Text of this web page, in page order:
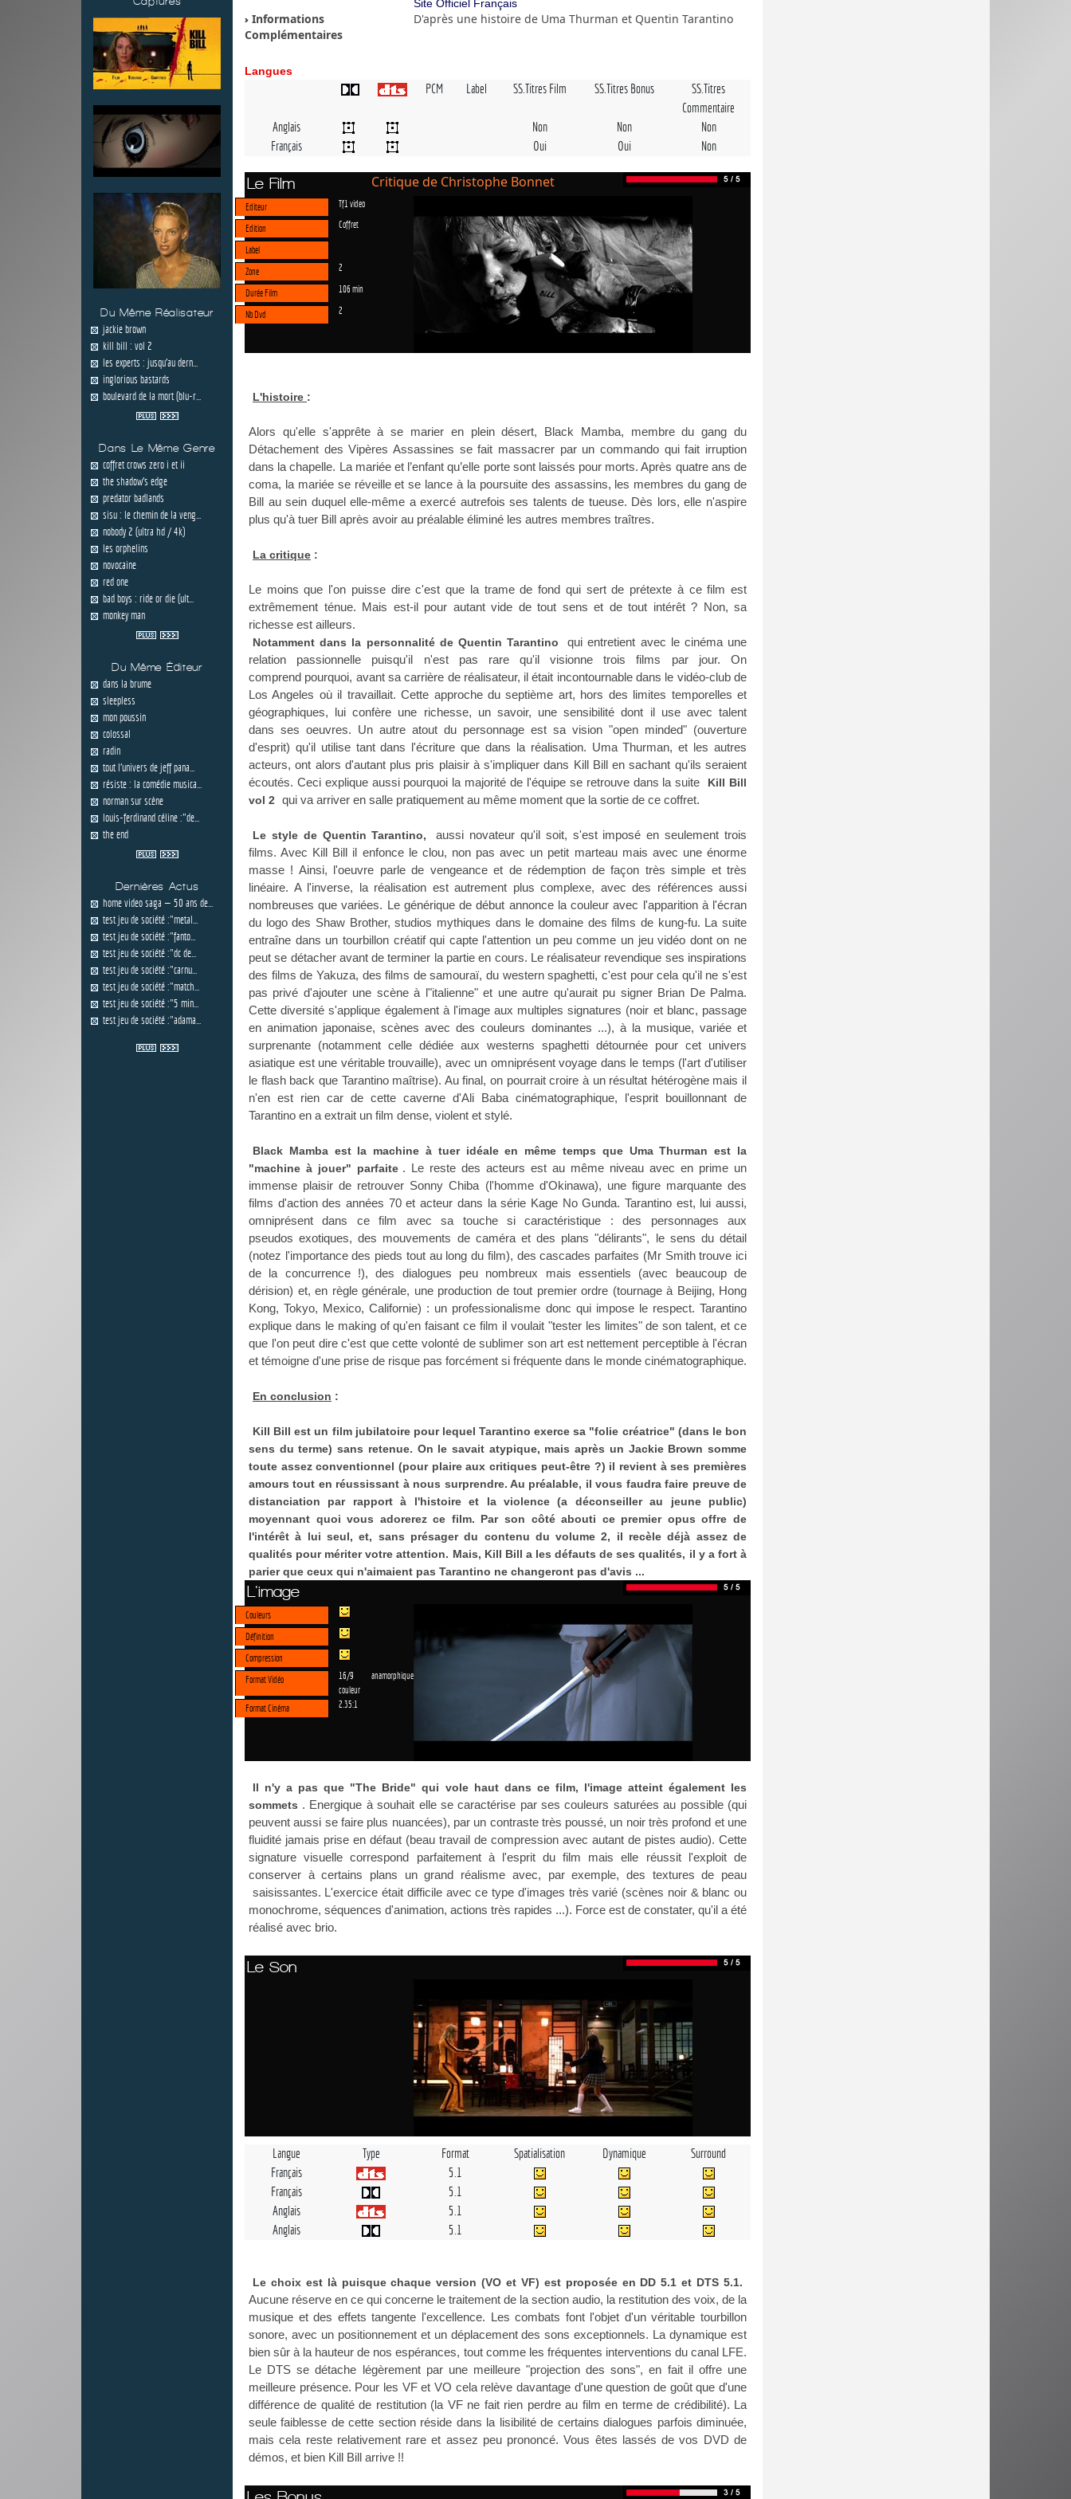
Du Même Réalisateur
jackie brown
kill bill : vol 2
les experts : jusqu'au dern...
inglorious bastards
boulevard de la mort (blu-r...
Dans Le Même Genre
coffret crows zero i et ii
the shadow's edge
predator badlands
sisu : le chemin de la veng...
nobody 2 (ultra hd / 4k)
les orphelins
novocaine
red one
bad boys : ride or die (ult...
monkey man
Du Même Éditeur
dans la brume
sleepless
mon poussin
colossal
radin
tout l'univers de jeff pana...
résiste : la comédie musica...
norman sur scène
louis-ferdinand céline :"de...
the end
Dernières Actus
home video saga — 50 ans de...
test jeu de société :"metal...
test jeu de société :"fanto...
test jeu de société :"dc de...
test jeu de société :"carnu...
test jeu de société :"match...
test jeu de société :"5 min...
test jeu de société :"adama...
Site Officiel Français
Informations
Complémentaires
D'après une histoire de Uma Thurman et Quentin Tarantino
Langues
PCM Label SS.Titres Film SS.Titres Bonus
SS.Titres
Commentaire
Anglais
Non Non
Non
Français
Oui Oui Non
Le Film Critique de Christophe Bonnet
Editeur Tf1 video
Edition Coffret
Label
Zone
2
Durée Film 106 min
Nb Dvd 2
L'histoire :
Alors qu'elle s'apprête à se marier en plein désert, Black Mamba, membre du gang du
Détachement des Vipères Assassines se fait massacrer par un commando qui fait irruption
dans la chapelle. La mariée et l’enfant qu’elle porte sont laissés pour morts. Après quatre ans de
coma, la mariée se réveille et se lance à la poursuite des assassins, les membres du gang de
Bill au sein duquel elle-même a exercé autrefois ses talents de tueuse. Dès lors, elle n'aspire
plus qu'à tuer Bill après avoir au préalable éliminé les autres membres traîtres.
La critique :
Le moins que l'on puisse dire c'est que la trame de fond qui sert de prétexte à ce film est
extrêmement ténue. Mais est-il pour autant vide de tout sens et de tout intérêt ? Non, sa
richesse est ailleurs.
Notamment dans la personnalité de Quentin Tarantino
qui entretient avec le cinéma une
relation passionnelle puisqu'il n'est pas rare qu'il visionne trois films par jour. On
comprend pourquoi, avant sa carrière de réalisateur, il était incontournable dans le vidéo-club de
Los Angeles où il travaillait. Cette approche du septième art, hors des limites temporelles et
géographiques, lui confère une richesse, un savoir, une sensibilité dont il use avec talent
dans ses oeuvres. Un autre atout du personnage est sa vision "open minded" (ouverture
d'esprit) qu'il utilise tant dans l'écriture que dans la réalisation. Uma Thurman, et les autres
acteurs, ont alors d'autant plus pris plaisir à s'impliquer dans Kill Bill en sachant qu'ils seraient
écoutés. Ceci explique aussi pourquoi la majorité de l'équipe se retrouve dans la suite
Kill Bill
vol 2
qui va arriver en salle pratiquement au même moment que la sortie de ce coffret.
Le style de Quentin Tarantino,
aussi novateur qu'il soit, s'est imposé en seulement trois
films. Avec Kill Bill il enfonce le clou, non pas avec un petit marteau mais avec une énorme
masse ! Ainsi, l'oeuvre parle de vengeance et de rédemption de façon très simple et très
linéaire. A l'inverse, la réalisation est autrement plus complexe, avec des références aussi
nombreuses que variées. Le générique de début annonce la couleur avec l'apparition à l'écran
du logo des Shaw Brother, studios mythiques dans le domaine des films de kung-fu. La suite
entraîne dans un tourbillon créatif qui capte l'attention un peu comme un jeu vidéo dont on ne
peut se détacher avant de terminer la partie en cours. Le réalisateur revendique ses inspirations
des films de Yakuza, des films de samouraï, du western spaghetti, c'est pour cela qu'il ne s'est
pas privé d'ajouter une scène à l"italienne" et une autre qu'aurait pu signer Brian De Palma.
Cette diversité s'applique également à l'image aux multiples signatures (noir et blanc, passage
en animation japonaise, scènes avec des couleurs dominantes ...), à la musique, variée et
surprenante (notamment celle dédiée aux westerns spaghetti détournée pour cet univers
asiatique est une véritable trouvaille), avec un omniprésent voyage dans le temps (l'art d'utiliser
le flash back que Tarantino maîtrise). Au final, on pourrait croire à un résultat hétérogène mais il
n'en est rien car de cette caverne d'Ali Baba cinématographique, l'esprit bouillonnant de
Tarantino en a extrait un film dense, violent et stylé.
Black Mamba est la machine à tuer idéale en même temps que Uma Thurman est la
"machine à jouer" parfaite . Le reste des acteurs est au même niveau avec en prime un
immense plaisir de retrouver Sonny Chiba (l'homme d'Okinawa), une figure marquante des
films d'action des années 70 et acteur dans la série Kage No Gunda. Tarantino est, lui aussi,
omniprésent dans ce film avec sa touche si caractéristique : des personnages aux
pseudos exotiques, des mouvements de caméra et des plans "délirants", le sens du détail
(notez l'importance des pieds tout au long du film), des cascades parfaites (Mr Smith trouve ici
de la concurrence !), des dialogues peu nombreux mais essentiels (avec beaucoup de
dérision) et, en règle générale, une production de tout premier ordre (tournage à Beijing, Hong
Kong, Tokyo, Mexico, Californie) : un professionalisme donc qui impose le respect. Tarantino
explique dans le making of qu'en faisant ce film il voulait "tester les limites" de son talent, et ce
que l'on peut dire c'est que cette volonté de sublimer son art est nettement perceptible à l'écran
et témoigne d'une prise de risque pas forcément si fréquente dans le monde cinématographique.
En conclusion :
Kill Bill est un film jubilatoire pour lequel Tarantino exerce sa "folie créatrice" (dans le bon
sens du terme) sans retenue. On le savait atypique, mais après un Jackie Brown somme
toute assez conventionnel (pour plaire aux critiques peut-être ?) il revient à ses premières
amours tout en réussissant à nous surprendre. Au préalable, il vous faudra faire preuve de
distanciation par rapport à l'histoire et la violence (a déconseiller au jeune public)
moyennant quoi vous adorerez ce film. Par son côté abouti ce premier opus offre de
l'intérêt à lui seul, et, sans présager du contenu du volume 2, il recèle déjà assez de
qualités pour mériter votre attention. Mais, Kill Bill a les défauts de ses qualités, il y a fort à
parier que ceux qui n'aimaient pas Tarantino ne changeront pas d'avis ...
L'image
Couleurs
Définition
Compression
Format Vidéo
16/9 anamorphique
couleur
Format Cinéma
2.35:1
Il n'y a pas que "The Bride" qui vole haut dans ce film, l'image atteint également les
sommets . Energique à souhait elle se caractérise par ses couleurs saturées au possible (qui
peuvent aussi se faire plus nuancées), par un contraste très poussé, un noir très profond et une
fluidité jamais prise en défaut (beau travail de compression avec autant de pistes audio). Cette
signature visuelle correspond parfaitement à l'esprit du film mais elle réussit l'exploit de
conserver à certains plans un grand réalisme avec, par exemple, des textures de peau
saisissantes. L'exercice était difficile avec ce type d'images très varié (scènes noir & blanc ou
monochrome, séquences d'animation, actions très rapides ...). Force est de constater, qu'il a été
réalisé avec brio.
Le Son
Langue Type Format Spatialisation Dynamique
Surround
Français
5.1
Français
5.1
Anglais
5.1
Anglais
5.1
Le choix est là puisque chaque version (VO et VF) est proposée en DD 5.1 et DTS 5.1.
Aucune réserve en ce qui concerne le traitement de la section audio, la restitution des voix, de la
musique et des effets tangente l'excellence. Les combats font l'objet d'un véritable tourbillon
sonore, avec un positionnement et un déplacement des sons exceptionnels. La dynamique est
bien sûr à la hauteur de nos espérances, tout comme les fréquentes interventions du canal LFE.
Le DTS se détache légèrement par une meilleure "projection des sons", en fait il offre une
meilleure présence. Pour les VF et VO cela relève davantage d'une question de goût que d'une
différence de qualité de restitution (la VF ne fait rien perdre au film en terme de crédibilité). La
seule faiblesse de cette section réside dans la lisibilité de certains dialogues parfois diminuée,
mais cela reste relativement rare et assez peu prononcé. Vous êtes lassés de vos DVD de
démos, et bien Kill Bill arrive !!